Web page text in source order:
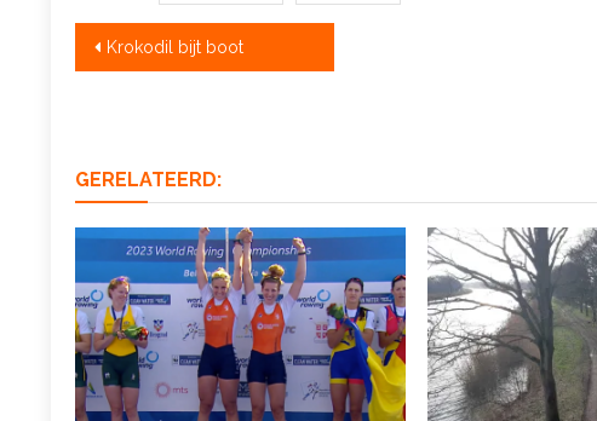
Bericht
Krokodil bijt boot
GERELATEERD: